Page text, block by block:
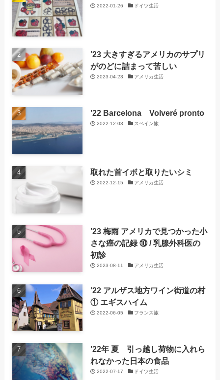
2022-01-26 ドイツ生活
’23 大きすぎるアメリカのサプリ
がのどに詰まって苦しい
2023-04-23 アメリカ生活
’22 Barcelona Volveré pronto
2022-12-03 スペイン旅
取れた首イボと取りたいシミ
2022-12-15 アメリカ生活
’23 梅雨 アメリカで見つかった小
さな癌の記録 ⑩ / 乳腺外科医の
初診
2023-08-11 アメリカ生活
’22 アルザス地方ワイン街道の村
① エギスハイム
2022-06-05 フランス旅
’22年 夏 引っ越し荷物に入れら
れなかった日本の食品
2022-07-17 ドイツ生活